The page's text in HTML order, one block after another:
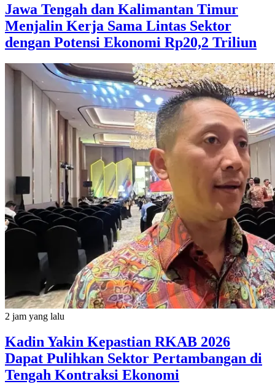
Jawa Tengah dan Kalimantan Timur
Menjalin Kerja Sama Lintas Sektor
dengan Potensi Ekonomi Rp20,2 Triliun
2 jam yang lalu
Kadin Yakin Kepastian RKAB 2026
Dapat Pulihkan Sektor Pertambangan di
Tengah Kontraksi Ekonomi